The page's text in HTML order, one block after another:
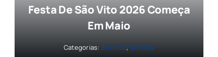
Festa De São Vito 2026 Começa
Em Maio
Categorias: Eventos, Notícias